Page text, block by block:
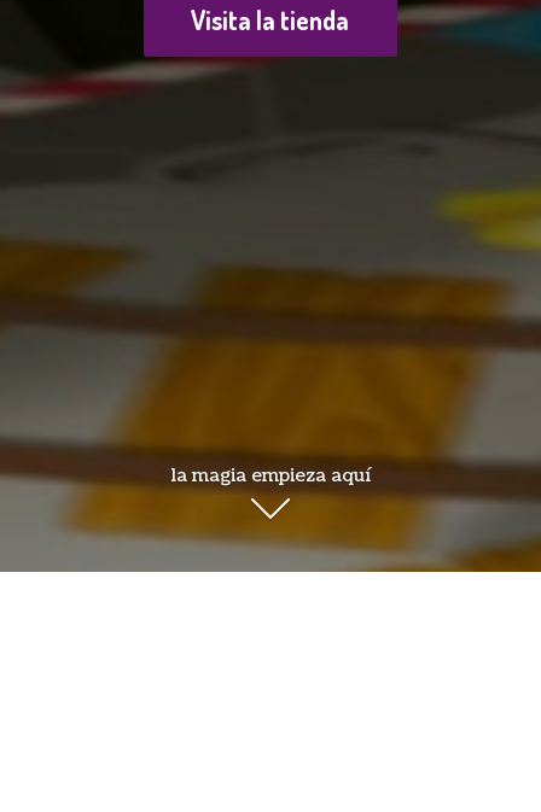
Visita la tienda
la magia empieza aquí